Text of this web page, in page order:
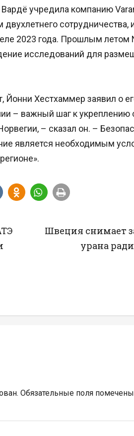
учредила компанию
двухлетнего сотрудничества,
2023 года. Прошлым летом
исследований для
Хестхаммер заявил о
– важный шаг к
– сказал он. –
является необходимым
Швеция снимает
урана
Обязательные поля помечены